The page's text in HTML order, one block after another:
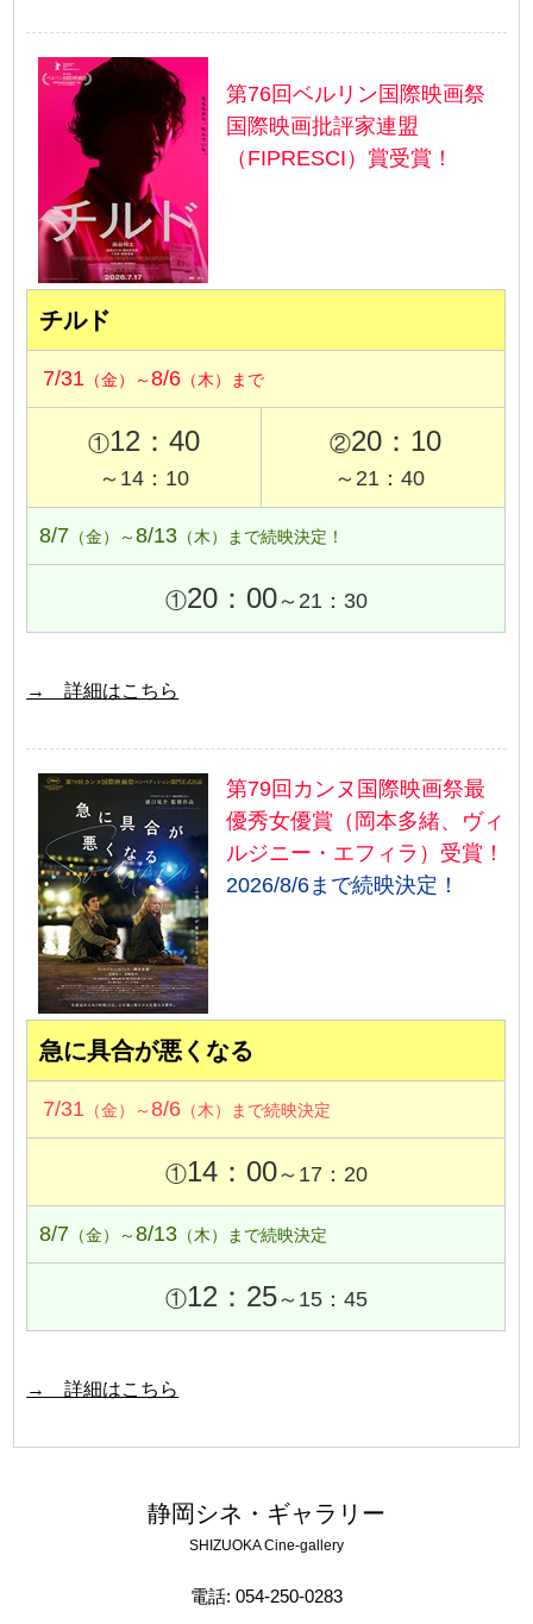
第76回ベルリン国際映画祭
国際映画批評家連盟
（FIPRESCI）賞受賞！
チルド
7/31 （金）～8/6 （木）まで
①12：40
～14：10
②20：10
～21：40
8/7 （金）～8/13 （木）まで続映決定！
①20：00～21：30
→ 詳細はこちら
第79回カンヌ国際映画祭最
優秀女優賞（岡本多緒、ヴィ
ルジニー・エフィラ）受賞！
2026/8/6まで続映決定！
急に具合が悪くなる
7/31 （金）～8/6 （木）まで続映決定
①14：00～17：20
8/7 （金）～8/13 （木）まで続映決定
①12：25～15：45
→ 詳細はこちら
静岡シネ・ギャラリー
SHIZUOKA Cine-gallery
電話: 054-250-0283